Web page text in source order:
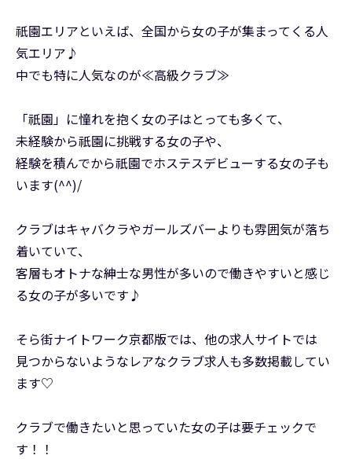
祇園エリアといえば、全国から女の子が集まってくる人
気エリア♪
中でも特に人気なのが≪高級クラブ≫
「祇園」に憧れを抱く女の子はとっても多くて、
未経験から祇園に挑戦する女の子や、
経験を積んでから祇園でホステスデビューする女の子も
います(^^)/
クラブはキャバクラやガールズバーよりも雰囲気が落ち
着いていて、
客層もオトナな紳士な男性が多いので働きやすいと感じ
る女の子が多いです♪
そら街ナイトワーク京都版では、他の求人サイトでは
見つからないようなレアなクラブ求人も多数掲載してい
ます♡
クラブで働きたいと思っていた女の子は要チェックで
す！！